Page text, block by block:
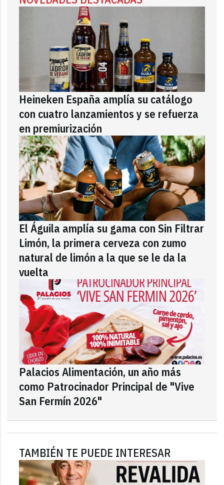
Heineken España amplía su catálogo
con cuatro lanzamientos y se refuerza
en premiurización
El Águila amplía su gama con Sin Filtrar
Limón, la primera cerveza con zumo
natural de limón a la que se le da la
vuelta
Palacios Alimentación, un año más
como Patrocinador Principal de "Vive
San Fermín 2026"
TAMBIÉN TE PUEDE INTERESAR